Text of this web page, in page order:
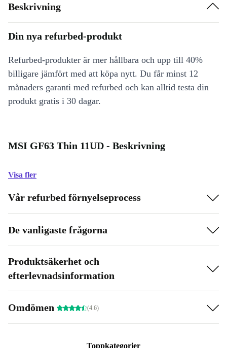
Beskrivning
Din nya refurbed-produkt
Refurbed-produkter är mer hållbara och upp till 40%
billigare jämfört med att köpa nytt. Du får minst 12
månaders garanti med refurbed och kan alltid testa din
produkt gratis i 30 dagar.
MSI GF63 Thin 11UD - Beskrivning
Visa fler
Vår refurbed förnyelseprocess
De vanligaste frågorna
Produktsäkerhet och
efterlevnadsinformation
Omdömen (4.6)
Toppkategorier